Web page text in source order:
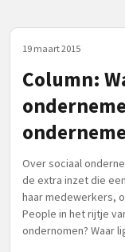
19 maart 2015
Column:
Over sociaal
de extra inzet die
haar medewerkers,
People in het rijtje
ondernomen? Waar